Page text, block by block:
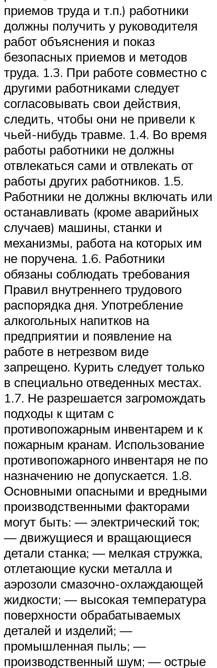
приемов труда и т.п.) работники
должны получить у руководителя
работ объяснения и показ
безопасных приемов и методов
труда. 1.3. При работе совместно с
другими работниками следует
согласовывать свои действия,
следить, чтобы они не привели к
чьей-нибудь травме. 1.4. Во время
работы работники не должны
отвлекаться сами и отвлекать от
работы других работников. 1.5.
Работники не должны включать или
останавливать (кроме аварийных
случаев) машины, станки и
механизмы, работа на которых им
не поручена. 1.6. Работники
обязаны соблюдать требования
Правил внутреннего трудового
распорядка дня. Употребление
алкогольных напитков на
предприятии и появление на
работе в нетрезвом виде
запрещено. Курить следует только
в специально отведенных местах.
1.7. Не разрешается загромождать
подходы к щитам с
противопожарным инвентарем и к
пожарным кранам. Использование
противопожарного инвентаря не по
назначению не допускается. 1.8.
Основными опасными и вредными
производственными факторами
могут быть: — электрический ток;
— движущиеся и вращающиеся
детали станка; — мелкая стружка,
отлетающие куски металла и
аэрозоли смазочно-охлаждающей
жидкости; — высокая температура
поверхности обрабатываемых
деталей и изделий; —
промышленная пыль; —
производственный шум; — острые